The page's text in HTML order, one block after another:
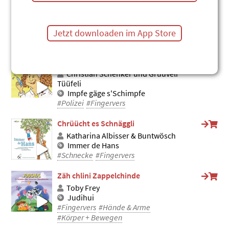
Händ und Füess
#Wind #Fingervers
Christian Schenker und Grüüveli
Tüüfeli
Impfe gäge s'Schimpfe
#Polizei #Fingervers
Chrüücht es Schnäggli
Katharina Albisser & Buntwösch
Immer de Hans
#Schnecke #Fingervers
Zäh chlini Zappelchinde
Toby Frey
Judihui
#Fingervers #Hände & Arme
#Körper + Bewegen
Jetzt downloaden im App Store